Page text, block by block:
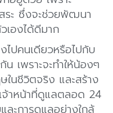
ระ ซึ่งจะช่วยพัฒนา
เองได้ดีมาก
ไปคนเดียวหรือไปกับ
เพราะจะทำให้น้องๆ
ในชีวิตจริง และสร้าง
จ้าหน้าที่ดูแลตลอด 24
ะการดูแลอย่างใกล้